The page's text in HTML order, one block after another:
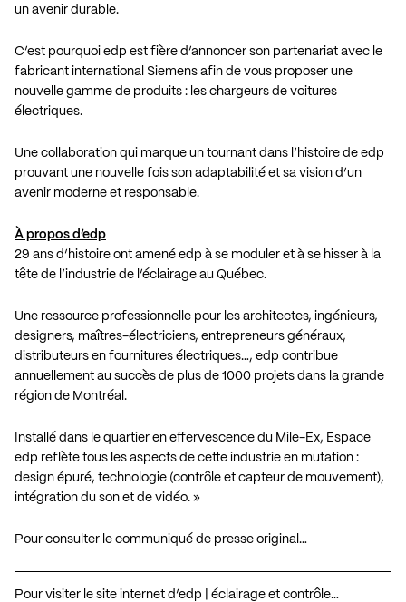
un avenir durable.
C’est pourquoi edp est fière d’annoncer son partenariat avec le
fabricant international Siemens afin de vous proposer une
nouvelle gamme de produits : les chargeurs de voitures
électriques.
Une collaboration qui marque un tournant dans l’histoire de edp
prouvant une nouvelle fois son adaptabilité et sa vision d’un
avenir moderne et responsable.
À propos d’edp
29 ans d’histoire ont amené edp à se moduler et à se hisser à la
tête de l’industrie de l’éclairage au Québec.
Une ressource professionnelle pour les architectes, ingénieurs,
designers, maîtres-électriciens, entrepreneurs généraux,
distributeurs en fournitures électriques…, edp contribue
annuellement au succès de plus de 1000 projets dans la grande
région de Montréal.
Installé dans le quartier en effervescence du Mile-Ex, Espace
edp reflète tous les aspects de cette industrie en mutation :
design épuré, technologie (contrôle et capteur de mouvement),
intégration du son et de vidéo. »
Pour consulter le communiqué de presse original…
Pour visiter le site internet d’edp | éclairage et contrôle…